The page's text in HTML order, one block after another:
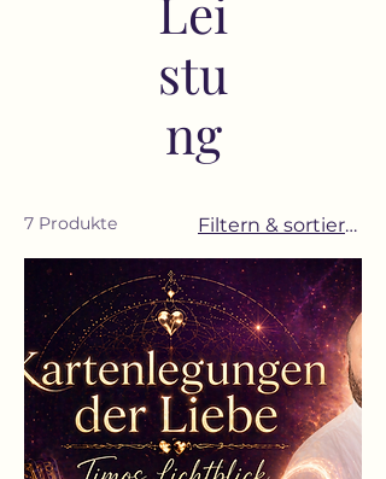
stu
ng
7 Produkte Filtern & sortieren